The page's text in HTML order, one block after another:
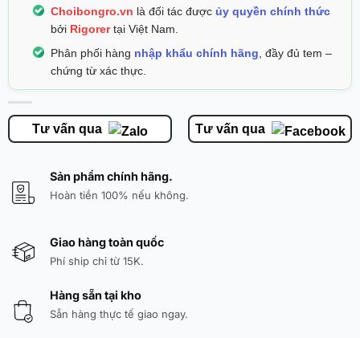
Choibongro.vn là đối tác được ủy quyền chính thức
bởi Rigorer tại Việt Nam.
Phân phối hàng nhập khẩu chính hãng , đầy đủ tem –
chứng từ xác thực.
Tư vấn qua Tư vấn qua
Sản phẩm chính hãng.
Hoàn tiền 100% nếu không.
Giao hàng toàn quốc
Phí ship chỉ từ 15K.
Hàng sẵn tại kho
Sẵn hàng thực tế giao ngay.